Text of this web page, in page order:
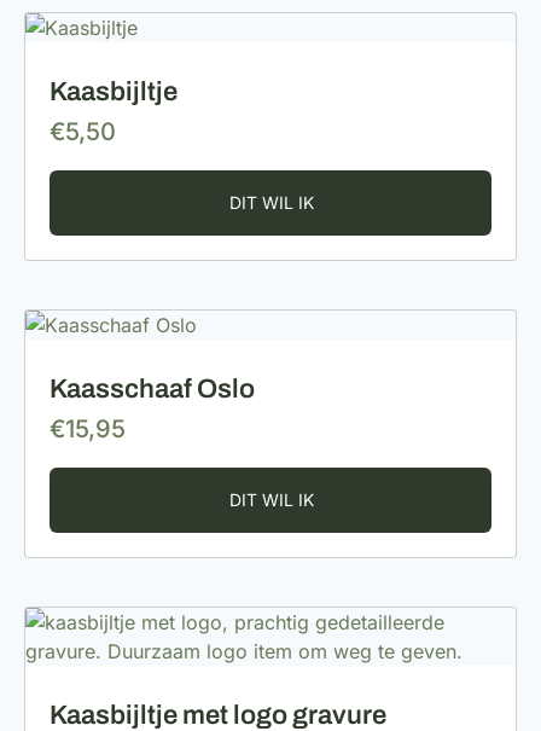
Kaasbijltje
€5,50
Kaasschaaf Oslo
€15,95
Kaasbijltje met logo gravure